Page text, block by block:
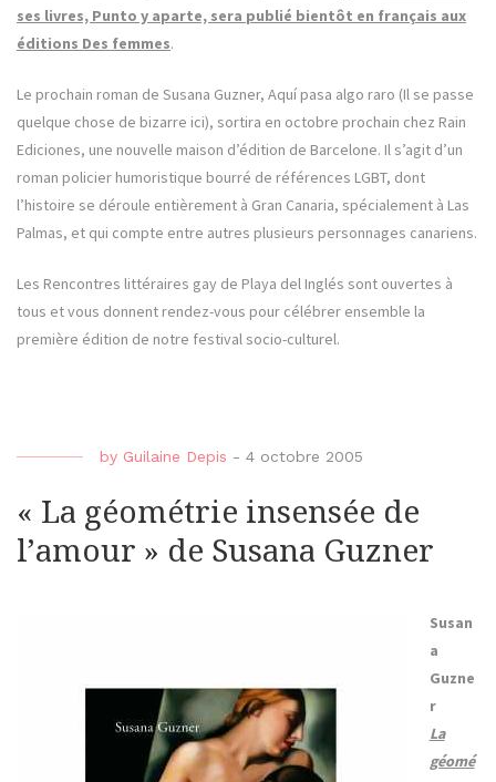
ses livres, Punto y aparte, sera publié bientôt en français aux
éditions Des femmes.
Le prochain roman de Susana Guzner, Aquí pasa algo raro (Il se passe
quelque chose de bizarre ici), sortira en octobre prochain chez Rain
Ediciones, une nouvelle maison d’édition de Barcelone. Il s’agit d’un
roman policier humoristique bourré de références LGBT, dont
l’histoire se déroule entièrement à Gran Canaria, spécialement à Las
Palmas, et qui compte entre autres plusieurs personnages canariens.
Les Rencontres littéraires gay de Playa del Inglés sont ouvertes à
tous et vous donnent rendez-vous pour célébrer ensemble la
première édition de notre festival socio-culturel.
by Guilaine Depis - 4 octobre 2005
« La géométrie insensée de
l’amour » de Susana Guzner
Susan
a
Guzne
r
La
géomé